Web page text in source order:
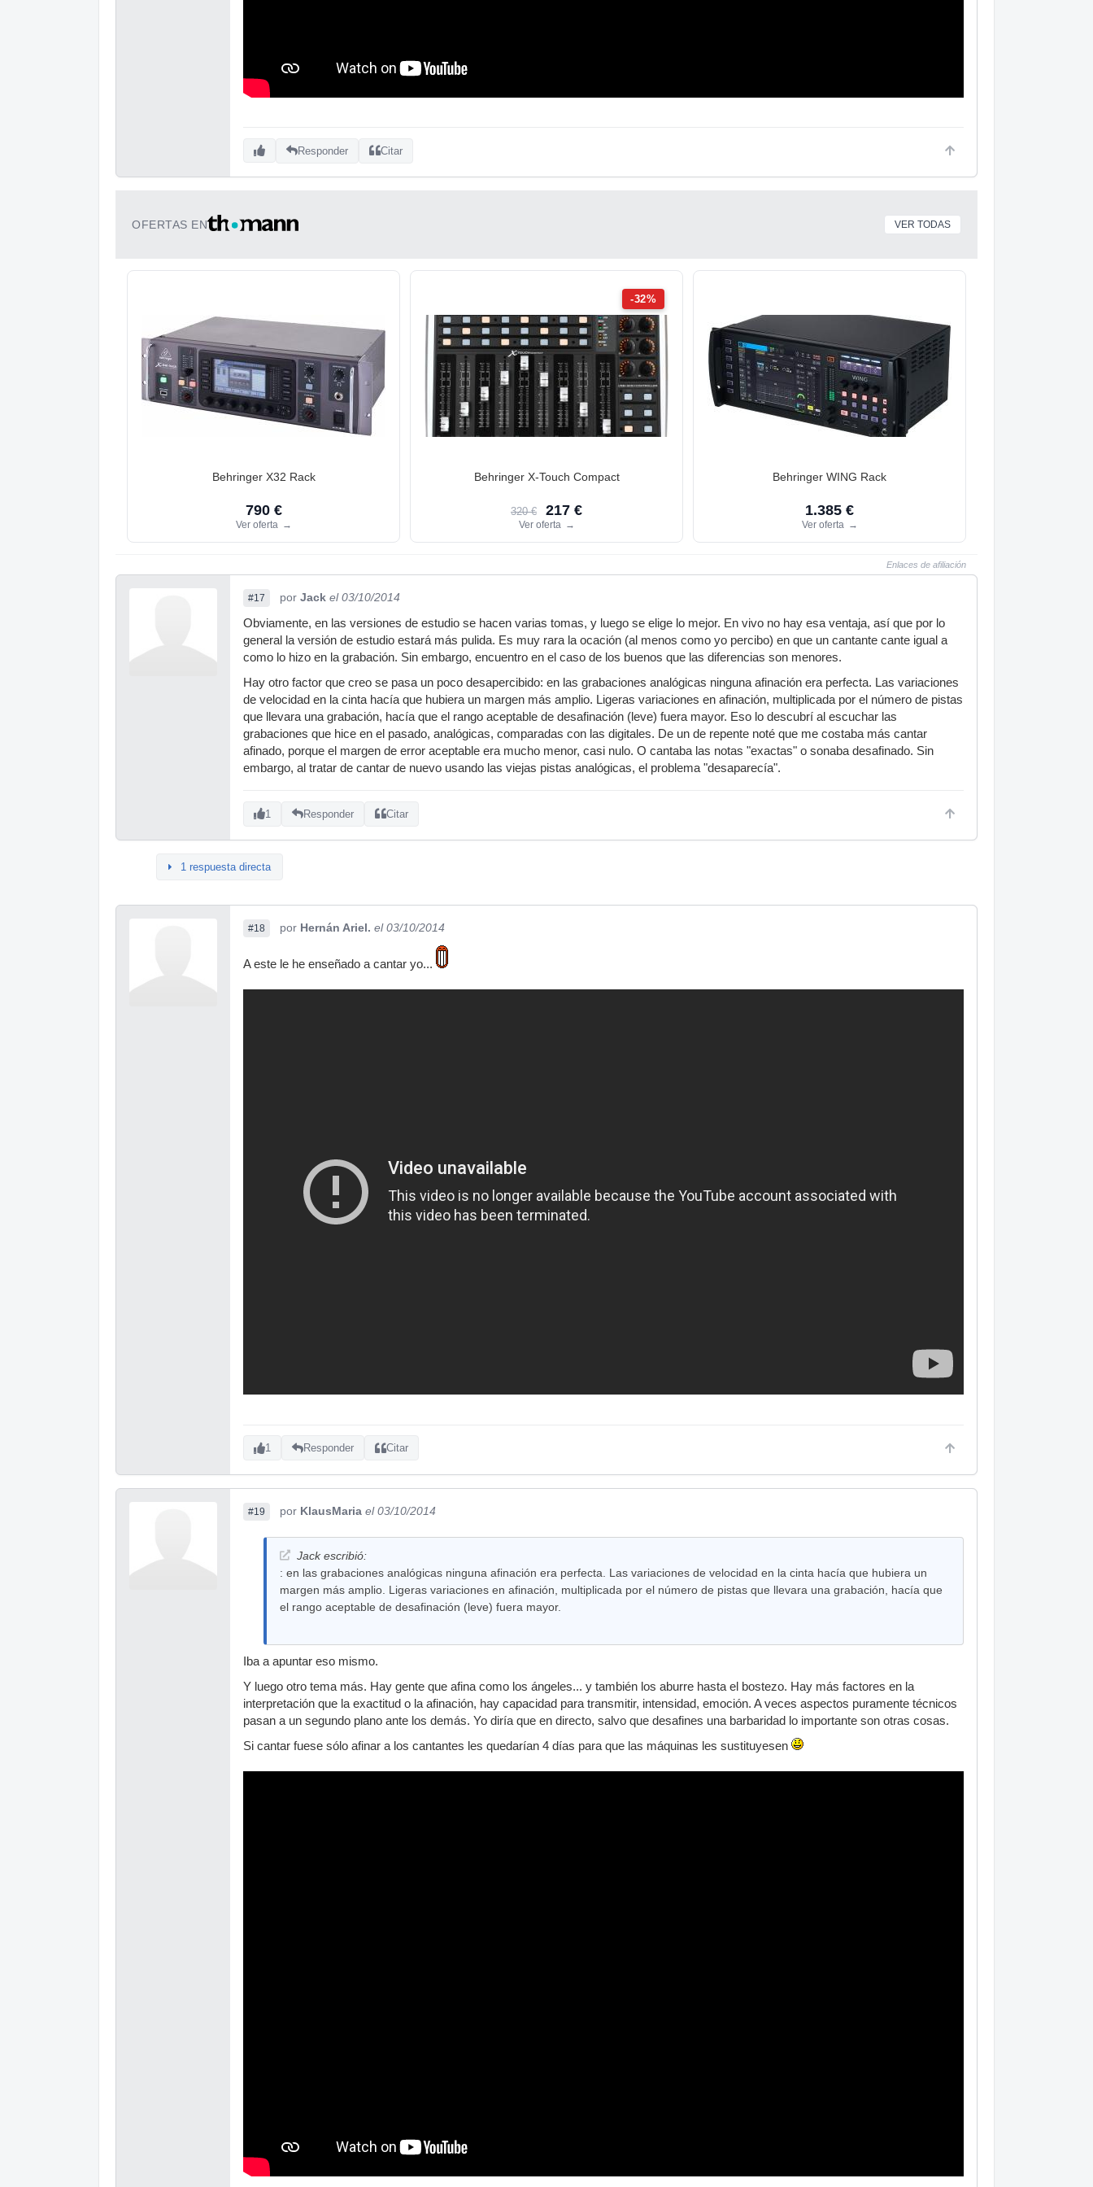
Responder Citar
OFERTAS EN VER TODAS
Behringer X32 Rack
790 €
Ver oferta →
-32%
Behringer X-Touch Compact
320 € 217 €
Ver oferta →
Behringer WING Rack
1.385 €
Ver oferta →
Enlaces de afiliación
#17 por Jack el 03/10/2014
Obviamente, en las versiones de estudio se hacen varias tomas, y luego se elige lo mejor. En vivo no hay esa ventaja, así que por lo
general la versión de estudio estará más pulida. Es muy rara la ocación (al menos como yo percibo) en que un cantante cante igual a
como lo hizo en la grabación. Sin embargo, encuentro en el caso de los buenos que las diferencias son menores.
Hay otro factor que creo se pasa un poco desapercibido: en las grabaciones analógicas ninguna afinación era perfecta. Las variaciones
de velocidad en la cinta hacía que hubiera un margen más amplio. Ligeras variaciones en afinación, multiplicada por el número de pistas
que llevara una grabación, hacía que el rango aceptable de desafinación (leve) fuera mayor. Eso lo descubrí al escuchar las
grabaciones que hice en el pasado, analógicas, comparadas con las digitales. De un de repente noté que me costaba más cantar
afinado, porque el margen de error aceptable era mucho menor, casi nulo. O cantaba las notas "exactas" o sonaba desafinado. Sin
embargo, al tratar de cantar de nuevo usando las viejas pistas analógicas, el problema "desaparecía".
1 Responder Citar
1 respuesta directa
#18 por Hernán Ariel. el 03/10/2014
A este le he enseñado a cantar yo...
1 Responder Citar
#19 por KlausMaria el 03/10/2014
Jack escribió:
: en las grabaciones analógicas ninguna afinación era perfecta. Las variaciones de velocidad en la cinta hacía que hubiera un
margen más amplio. Ligeras variaciones en afinación, multiplicada por el número de pistas que llevara una grabación, hacía que
el rango aceptable de desafinación (leve) fuera mayor.
Iba a apuntar eso mismo.
Y luego otro tema más. Hay gente que afina como los ángeles... y también los aburre hasta el bostezo. Hay más factores en la
interpretación que la exactitud o la afinación, hay capacidad para transmitir, intensidad, emoción. A veces aspectos puramente técnicos
pasan a un segundo plano ante los demás. Yo diría que en directo, salvo que desafines una barbaridad lo importante son otras cosas.
Si cantar fuese sólo afinar a los cantantes les quedarían 4 días para que las máquinas les sustituyesen